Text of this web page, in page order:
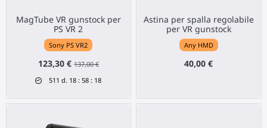
MagTube VR gunstock per
PS VR 2
Sony PS VR2
123,30 € 137,00 €
511 d. 18: 58: 18
Astina per spalla regolabile
per VR gunstock
Any HMD
40,00 €